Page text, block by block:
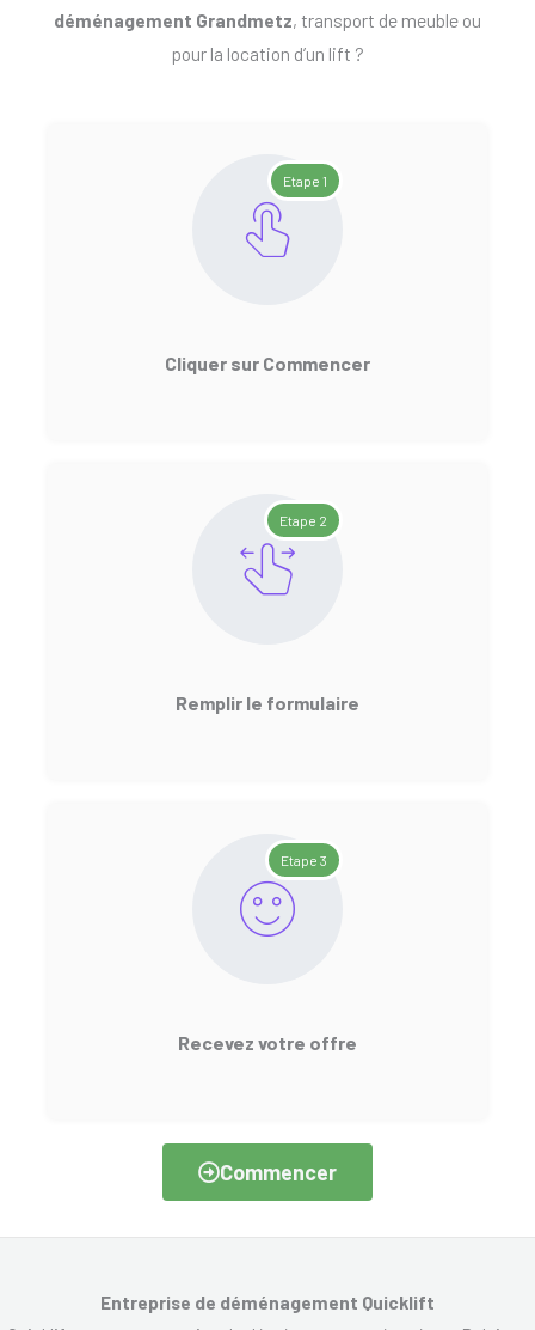
déménagement Grandmetz, transport de meuble ou
pour la location d’un lift ?
Etape 1
Cliquer sur Commencer
Etape 2
Remplir le formulaire
Etape 3
Recevez votre offre
Commencer
Entreprise de déménagement Quicklift